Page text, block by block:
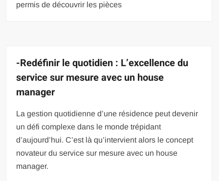
permis de découvrir les pièces
-Redéfinir le quotidien : L’excellence du
service sur mesure avec un house
manager
La gestion quotidienne d’une résidence peut devenir
un défi complexe dans le monde trépidant
d’aujourd’hui. C’est là qu’intervient alors le concept
novateur du service sur mesure avec un house
manager.